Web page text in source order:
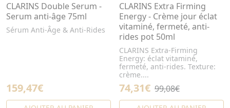
CLARINS Double Serum -
Serum anti-âge 75ml
Sérum Anti-Âge & Anti-Rides
159,47€
CLARINS Extra Firming
Energy - Crème jour éclat
vitaminé, fermeté, anti-
rides pot 50ml
CLARINS Extra-Firming
Energy: éclat vitaminé,
fermeté, anti-rides. Texture:
crème....
74,31€ 99,08€